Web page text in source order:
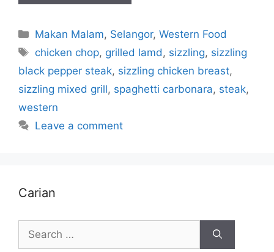
Categories
Makan Malam, Selangor,Western Food
Tags
chicken chop, grilled lamd , sizzling, sizzling
black pepper steak, sizzling chicken breast,
sizzling mixed grill, spaghetti carbonara, steak,
western
Leave a comment
Carian
for: